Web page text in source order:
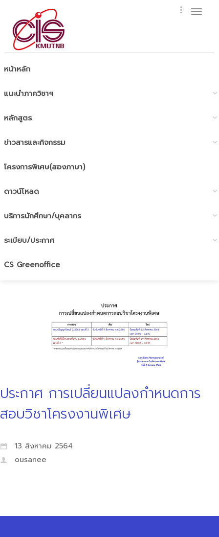
หน้าหลัก
แนะนำภาควิชาฯ
หลักสูตร
ข่าวสารและกิจกรรม
โครงการพิเศษ(สองภาษา)
ดาวน์โหลด
บริการนักศึกษา/บุคลากร
ระเบียบ/ประกาศ
CS Greenoffice
ประกาศ การเปลี่ยนแปลงกำหนดการ
สอบวิชาโครงงานพิเศษ
13 สิงหาคม 2564
ousanee